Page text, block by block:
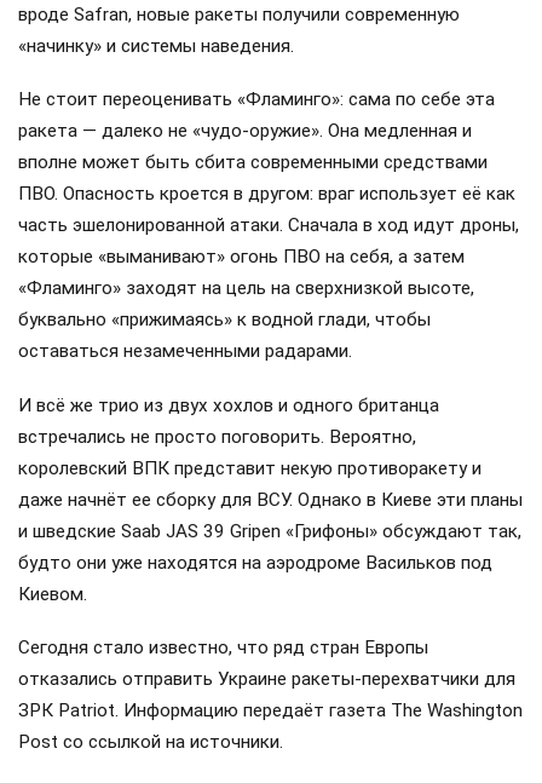
вроде Safran, новые ракеты получили современную
«начинку» и системы наведения.
Не стоит переоценивать «Фламинго»: сама по себе эта
ракета — далеко не «чудо-оружие». Она медленная и
вполне может быть сбита современными средствами
ПВО. Опасность кроется в другом: враг использует её как
часть эшелонированной атаки. Сначала в ход идут дроны,
которые «выманивают» огонь ПВО на себя, а затем
«Фламинго» заходят на цель на сверхнизкой высоте,
буквально «прижимаясь» к водной глади, чтобы
оставаться незамеченными радарами.
И всё же трио из двух хохлов и одного британца
встречались не просто поговорить. Вероятно,
королевский ВПК представит некую противоракету и
даже начнёт ее сборку для ВСУ. Однако в Киеве эти планы
и шведские Saab JAS 39 Gripen «Грифоны» обсуждают так,
будто они уже находятся на аэродроме Васильков под
Киевом.
Сегодня стало известно, что ряд стран Европы
отказались отправить Украине ракеты-перехватчики для
ЗРК Patriot. Информацию передаёт газета The Washington
Post со ссылкой на источники.